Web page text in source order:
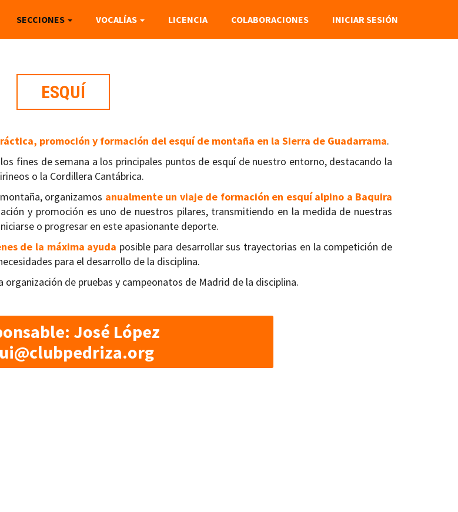
SECCIONES VOCALÍAS LICENCIA COLABORACIONES INICIAR SESIÓN
ESQUÍ
promoción y formación del esquí de montaña en la Sierra de Guadarrama.
fines de semana a los principales puntos de esquí de nuestro entorno, destacando la
o la Cordillera Cantábrica.
organizamos anualmente un viaje de formación en esquí alpino a Baquira
y promoción es uno de nuestros pilares, transmitiendo en la medida de nuestras
o progresar en este apasionante deporte.
de la máxima ayuda posible para desarrollar sus trayectorias en la competición de
para el desarrollo de la disciplina.
organización de pruebas y campeonatos de Madrid de la disciplina.
José López